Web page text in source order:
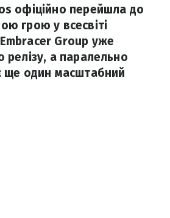
офіційно перейшла до
грою у всесвіті
Group уже
релізу, а паралельно
ще один масштабний